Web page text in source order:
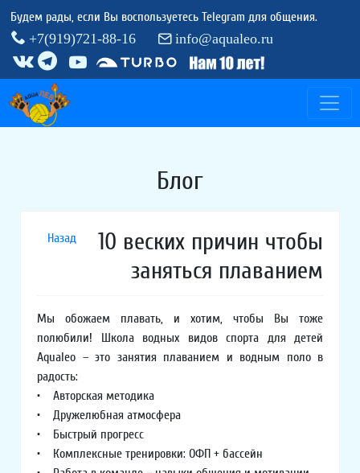
Будем рады, если Вы воспользуетесь Telegram для общения.
+7(919)721-88-16
info@aqualeo.ru
Блог
Назад
10 веских причин чтобы
заняться плаванием
Мы обожаем плавать, и хотим, чтобы Вы тоже
полюбили! Школа водных видов спорта для детей
Aqualeo – это занятия плаванием и водным поло в
радость:
• Авторская методика
• Дружелюбная атмосфера
• Быстрый прогресс
• Комплексные тренировки: ОФП + бассейн